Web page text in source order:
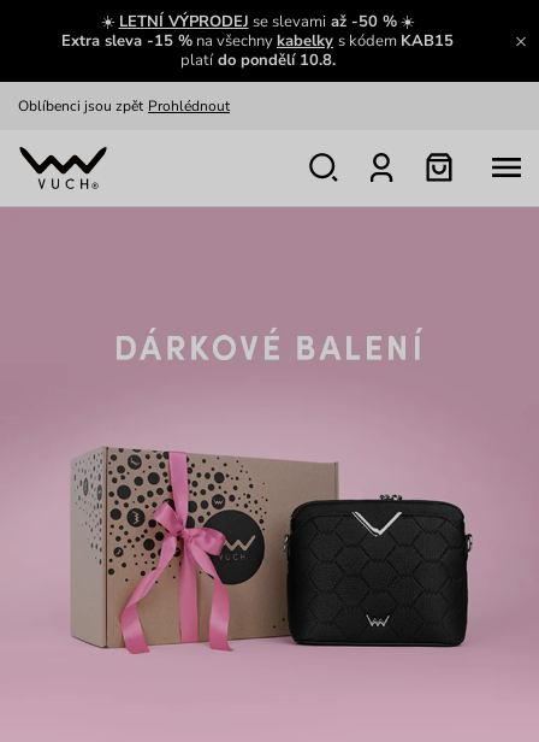
☀️ LETNÍ VÝPRODEJ se slevamiaž -50 %☀️
Extra sleva -15 % na všechnykabelky s kódem KAB15
platído pondělí 10.8.
Zajímavosti ze světa Vuch:
Zobrazit
Oblíbenci jsou zpět Prohlédnout
Nech se inspirovat